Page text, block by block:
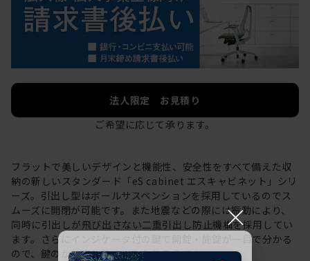
法人限定 お見積り
ご希望に応じて承ります。
フラットで美しいデザインと機能性、安全性をすべて備えた収
納の新しいスタンダード「eS cabinet エスキャビネット」シリ
ーズ。引出し型はボールサスペンションを採用しているのでス
ムーズに開閉が可能です。また地震などの際には振動により、
同時に引出しが飛び出さない二重引出し防止機構を採用してい
ます。さらにインジケータ付の鍵で開錠・施錠が一目で分かる
ので、鍵のかけ忘れ防止にもなり安心です。
×